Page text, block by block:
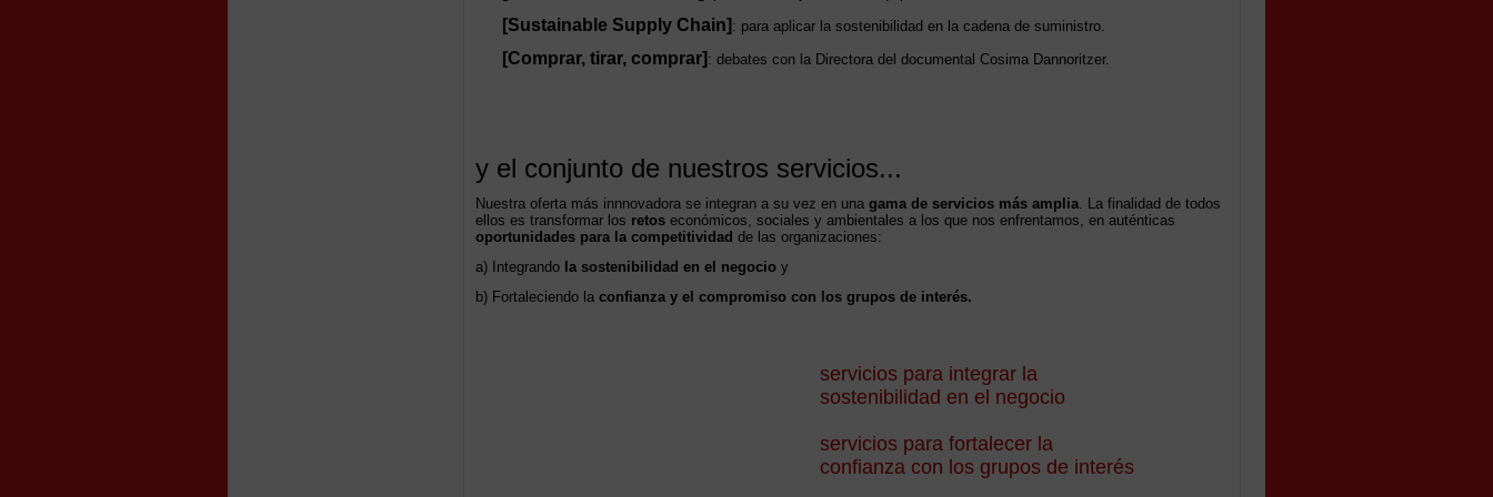
[Sustainable Supply Chain] : para aplicar la sostenibilidad en la cadena de suministro.
[Comprar, tirar, comprar] : debates con la Directora del documental Cosima Dannoritzer.
y el conjunto de nuestros servicios...
Nuestra oferta más innnovadora se integran a su vez en una gama de servicios más amplia. La finalidad de todos
ellos es transformar los retos económicos, sociales y ambientales a los que nos enfrentamos, en auténticas
oportunidades para la competitividad de las organizaciones:
a) Integrando la sostenibilidad en el negocio y
b) Fortaleciendo la confianza y el compromiso con los grupos de interés.
servicios para integrar la
sostenibilidad en el negocio
servicios para fortalecer la
confianza con los grupos de interés